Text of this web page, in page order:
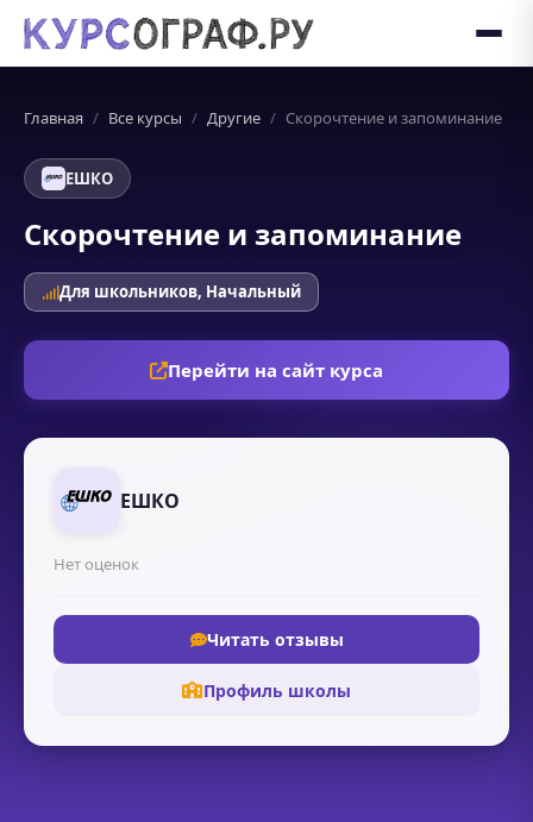
Главная Все курсы Другие Скорочтение и запоминание
ЕШКО
Скорочтение и запоминание
Для школьников, Начальный
Перейти на сайт курса
ЕШКО
Нет оценок
Читать отзывы
Профиль школы